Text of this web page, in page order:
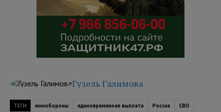
Гузель Галимова
ТЕГИ минобороны единовременная выплата Россия
СВО